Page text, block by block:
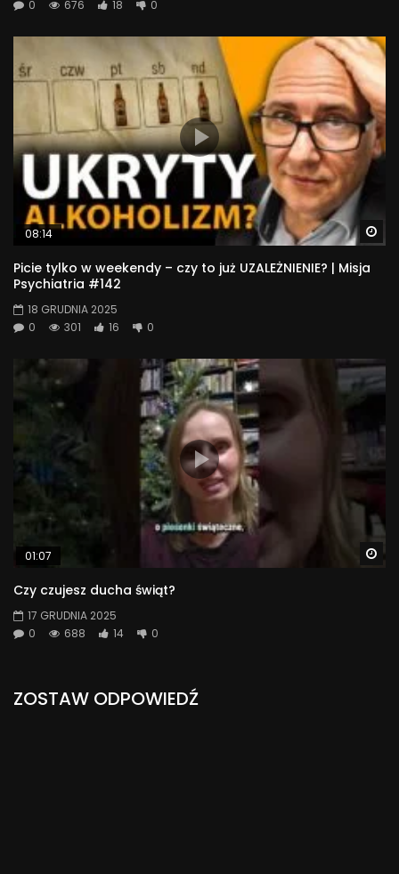
0 676 18 0
08:14
Picie tylko w weekendy – czy to już UZALEŻNIENIE? | Misja
Psychiatria #142
18 GRUDNIA 2025
0
301 16 0
01:07
Czy czujesz ducha świąt?
17 GRUDNIA 2025
0
688 14 0
ZOSTAW ODPOWIEDŹ